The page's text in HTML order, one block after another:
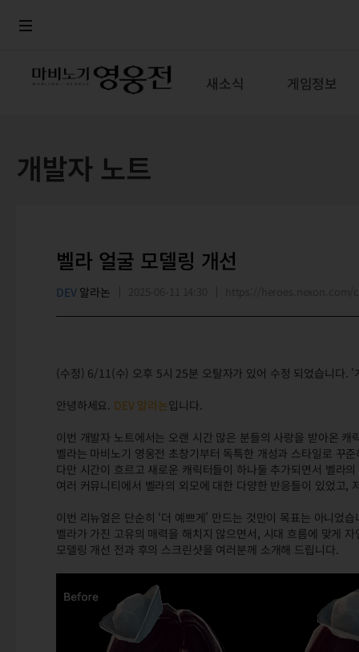
새소식 게임정보
개발자 노트
벨라 얼굴 모델링 개선
DEV알라논
(수정) 6/11(수) 오후 5시 25분 오탈자가 있어 수정 되었습니다.
안녕하세요. DEV 알라논입니다.
이번 개발자 노트에서는 오랜 시간 많은 분들의 사랑을 받아온
벨라는 마비노기 영웅전 초창기부터 독특한 개성과 스타일로 꾸
다만 시간이 흐르고 새로운 캐릭터들이 하나둘 추가되면서 벨라
여러 커뮤니티에서 벨라의 외모에 대한 다양한 반응들이 있었고,
이번 리뉴얼은 단순히 ‘더 예쁘게’ 만드는 것만이 목표는 아니었습
벨라가 가진 고유의 매력을 해치지 않으면서, 시대 흐름에 맞게
모델링 개선 전과 후의 스크린샷을 여러분께 소개해 드립니다.